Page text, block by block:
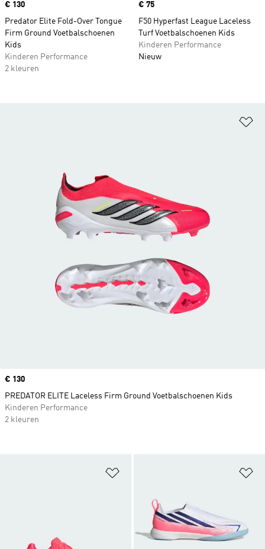
Price
€ 130
Predator Elite Fold-Over Tongue
Firm Ground Voetbalschoenen
Kids
Kinderen Performance
2 kleuren
Price
€ 75
F50 Hyperfast League Laceless
Turf Voetbalschoenen Kids
Kinderen Performance
Nieuw
Price
€ 130
PREDATOR ELITE Laceless Firm Ground Voetbalschoenen Kids
Kinderen Performance
2 kleuren